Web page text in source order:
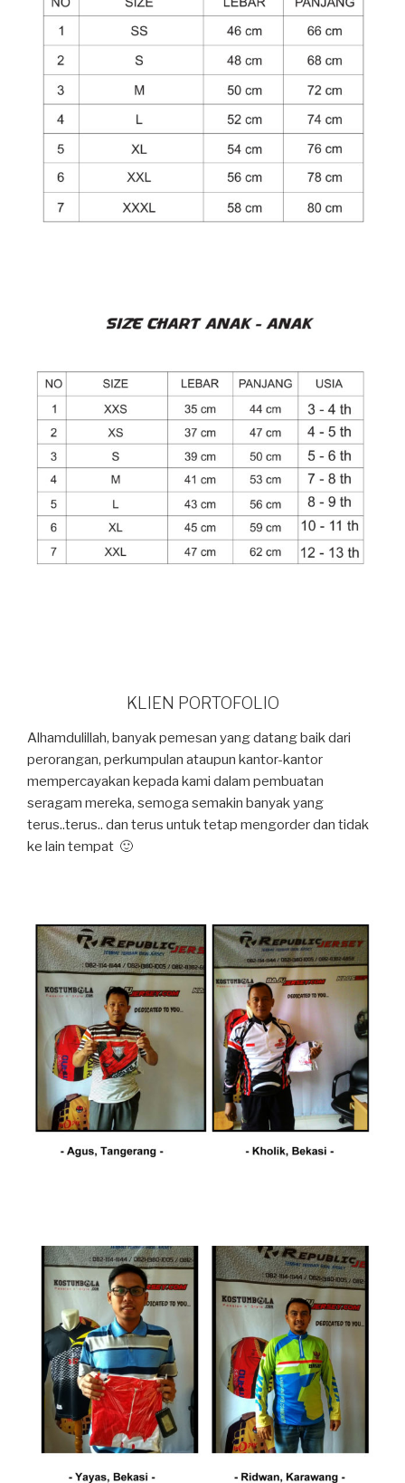
KLIEN PORTOFOLIO
Alhamdulillah, banyak pemesan yang datang baik dari
perorangan, perkumpulan ataupun kantor-kantor
mempercayakan kepada kami dalam pembuatan
seragam mereka, semoga semakin banyak yang
terus..terus.. dan terus untuk tetap mengorder dan tidak
ke lain tempat 🙂